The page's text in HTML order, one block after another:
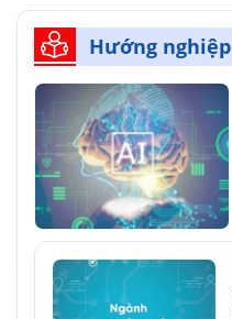
Hướng nghiệp